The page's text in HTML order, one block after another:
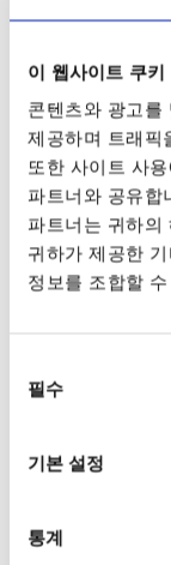
이 웹사이트 쿠키
콘텐츠와 광고를
제공하며 트래픽
또한 사이트 사
파트너와 공유합
파트너는 귀하의
귀하가 제공한
정보를 조합할
선택
필수
기본 설정
통계